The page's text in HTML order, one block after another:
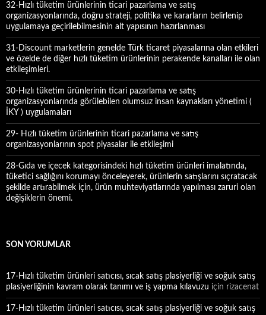
32-Hızlı tüketim ürünlerinin ticari pazarlama ve satış
organizasyonlarında, doğru strateji, politika ve kararların belirlenip
uygulamaya geçirilebilmesinin alt yapısının hazırlanması
31-Discount marketlerin genelde Türk ticaret piyasalarına olan etkileri
ve özelde de diğer hızlı tüketim ürünlerinin perakende kanalları ile olan
etkileşimleri.
30-Hızlı tüketim ürünlerinin ticari pazarlama ve satış
organizasyonlarında görülebilen olumsuz insan kaynakları yönetimi (
İKY ) uygulamaları
29- Hızlı tüketim ürünlerinin ticari pazarlama ve satış
organizasyonlarının spot piyasalar ile etkileşimi
28-Gıda ve içecek kategorisindeki hızlı tüketim ürünleri imalatında,
tüketici sağlığını korumayı önceleyerek, ürünlerin satışlarını sıçratacak
şekilde artırabilmek için, ürün muhteviyatlarında yapılması zaruri olan
değişiklerin önemi.
SON YORUMLAR
17-Hızlı tüketim ürünleri satıcısı, sıcak satış plasiyerliği ve soğuk satış
plasiyerliğinin kavram olarak tanımı ve iş yapma kılavuzu için rizacenat
17-Hızlı tüketim ürünleri satıcısı, sıcak satış plasiyerliği ve soğuk satış